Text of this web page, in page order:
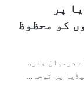
پر
کو محظوظ
درمیان جاری
پر توجہ…